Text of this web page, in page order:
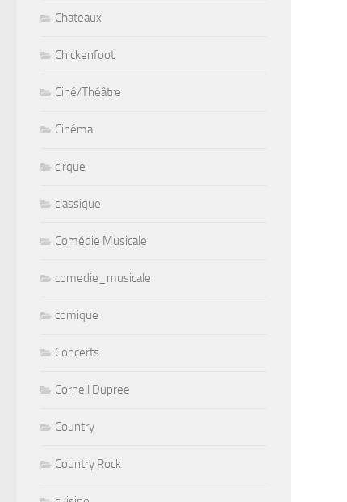
Chateaux
Chickenfoot
Ciné/Théâtre
Cinéma
cirque
classique
Comédie Musicale
comedie_musicale
comique
Concerts
Cornell Dupree
Country
Country Rock